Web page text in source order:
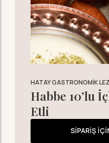
HATAY GASTRONOMIK
Habbe 10’lu
Etli
SIPARIŞ